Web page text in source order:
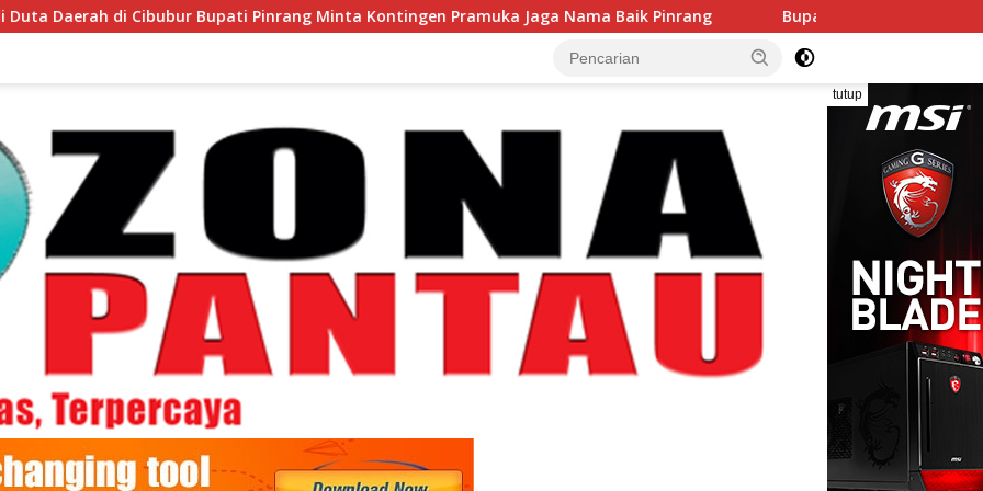
Bupati Pinrang Minta Kontingen Pramuka Jaga Nama Baik Pinrang Bupati Terima Audiensi Ketua IOF Sulsel
tutup